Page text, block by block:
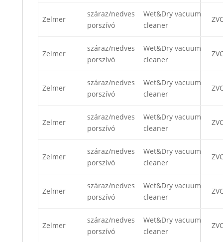
Zelmer
száraz/nedves
porszívó
Wet&Dry vacuum
cleaner
Zelmer
száraz/nedves
porszívó
Wet&Dry vacuum
cleaner
Zelmer
száraz/nedves
porszívó
Wet&Dry vacuum
cleaner
Zelmer
száraz/nedves
porszívó
Wet&Dry vacuum
cleaner
Zelmer
száraz/nedves
porszívó
Wet&Dry vacuum
cleaner
Zelmer
száraz/nedves
porszívó
Wet&Dry vacuum
cleaner
Zelmer
száraz/nedves
porszívó
Wet&Dry vacuum
cleaner